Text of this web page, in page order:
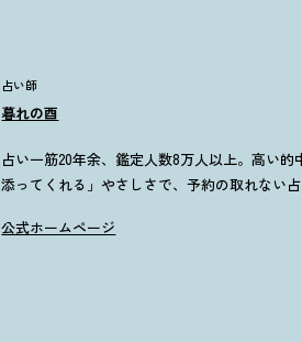
占い師
暮れの酉
占い一筋20年余、鑑定人数8万人以上。高い的
添ってくれる」やさしさで、予約の取れない占
公式ホームページ